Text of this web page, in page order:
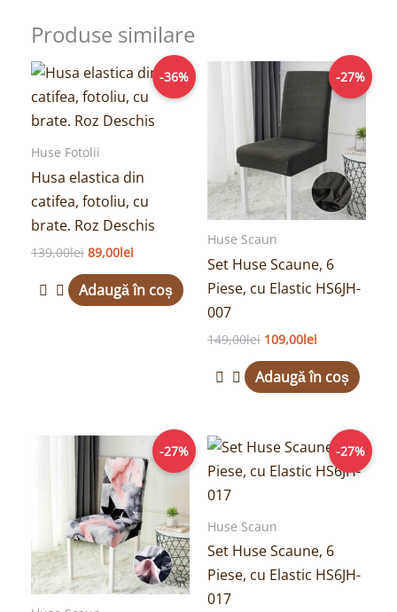
Produse similare
-36%
Huse Fotolii
Husa elastica din
catifea, fotoliu, cu
brate. Roz Deschis
139,00lei
Prețul
inițial
a
fost:
139,00lei.
89,00lei
Prețul
curent
este:
89,00lei.
Adaugă în coș
-27%
Huse Scaun
Set Huse Scaune, 6
Piese, cu Elastic HS6JH-
007
149,00lei
Prețul
inițial
fost:
149,00lei.
109,00lei
Prețul
curent
este:
109,00lei.
Adaugă în coș
-27%
inițial
a
fost:
149,00lei.
Prețul
curent
este:
109,00lei.
-27%
Huse Scaun
Set Huse Scaune, 6
Piese, cu Elastic HS6JH-
017
Prețul
inițial
a
Prețul
curent
este: